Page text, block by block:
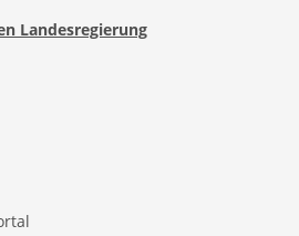
Landesregierung